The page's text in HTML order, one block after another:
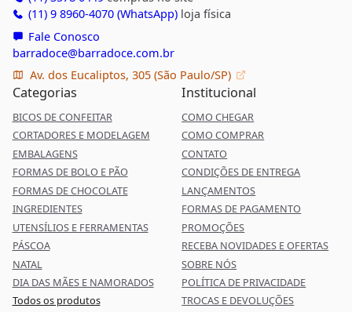
(11) 9 8960-4070 (WhatsApp)loja física
Fale Conosco
barradoce@barradoce.com.br
Av. dos Eucaliptos, 305 (São Paulo/SP)
Categorias
BICOS DE CONFEITAR
CORTADORES E MODELAGEM
EMBALAGENS
FORMAS DE BOLO E PÃO
FORMAS DE CHOCOLATE
INGREDIENTES
UTENSÍLIOS E FERRAMENTAS
PÁSCOA
NATAL
DIA DAS MÃES E NAMORADOS
Todos os produtos
Institucional
COMO CHEGAR
COMO COMPRAR
CONTATO
CONDIÇÕES DE ENTREGA
LANÇAMENTOS
FORMAS DE PAGAMENTO
PROMOÇÕES
RECEBA NOVIDADES E OFERTAS
SOBRE NÓS
POLÍTICA DE PRIVACIDADE
TROCAS E DEVOLUÇÕES